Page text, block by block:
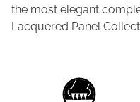
the most elegant
Lacquered Panel